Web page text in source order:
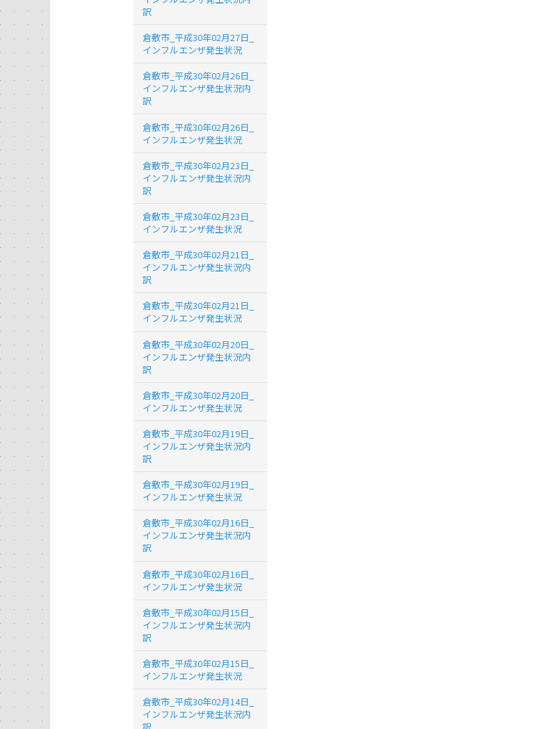
訳
倉敷市_平成30年02月27日_
インフルエンザ発生状況
倉敷市_平成30年02月26日_
インフルエンザ発生状況内
訳
倉敷市_平成30年02月26日_
インフルエンザ発生状況
倉敷市_平成30年02月23日_
インフルエンザ発生状況内
訳
倉敷市_平成30年02月23日_
インフルエンザ発生状況
倉敷市_平成30年02月21日_
インフルエンザ発生状況内
訳
倉敷市_平成30年02月21日_
インフルエンザ発生状況
倉敷市_平成30年02月20日_
インフルエンザ発生状況内
訳
倉敷市_平成30年02月20日_
インフルエンザ発生状況
倉敷市_平成30年02月19日_
インフルエンザ発生状況内
訳
倉敷市_平成30年02月19日_
インフルエンザ発生状況
倉敷市_平成30年02月16日_
インフルエンザ発生状況内
訳
倉敷市_平成30年02月16日_
インフルエンザ発生状況
倉敷市_平成30年02月15日_
インフルエンザ発生状況内
訳
倉敷市_平成30年02月15日_
インフルエンザ発生状況
倉敷市_平成30年02月14日_
インフルエンザ発生状況内